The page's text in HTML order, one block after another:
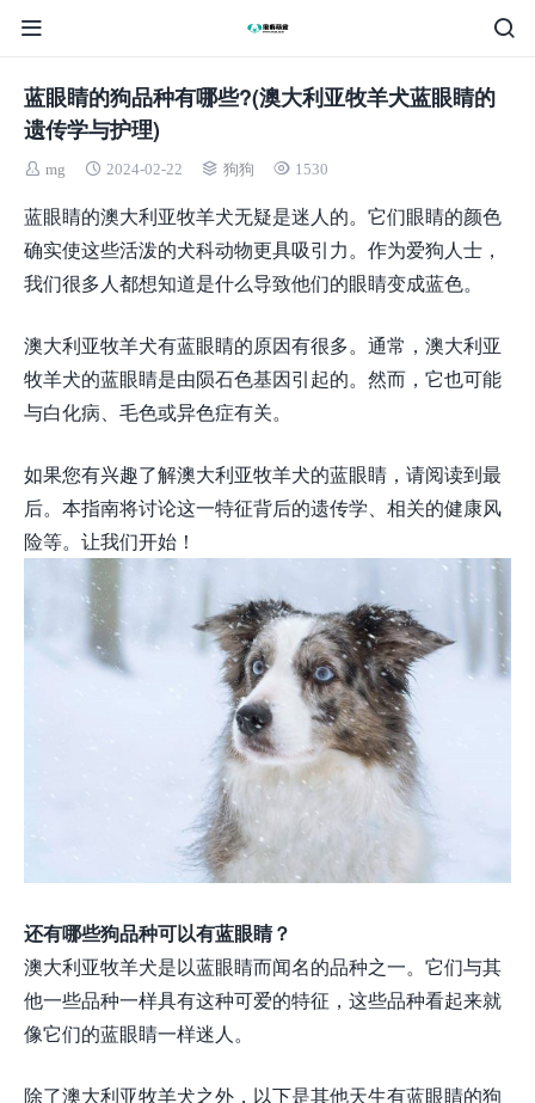
蓝眼睛的狗品种有哪些?(澳大利亚牧羊犬蓝眼睛的
遗传学与护理)
mg 2024-02-22 狗狗 1530
蓝眼睛的澳大利亚牧羊犬无疑是迷人的。它们眼睛的颜色
确实使这些活泼的犬科动物更具吸引力。作为爱狗人士，
我们很多人都想知道是什么导致他们的眼睛变成蓝色。
澳大利亚牧羊犬有蓝眼睛的原因有很多。通常，澳大利亚
牧羊犬的蓝眼睛是由陨石色基因引起的。然而，它也可能
与白化病、毛色或异色症有关。
如果您有兴趣了解澳大利亚牧羊犬的蓝眼睛，请阅读到最
后。本指南将讨论这一特征背后的遗传学、相关的健康风
险等。让我们开始！
还有哪些狗品种可以有蓝眼睛？
澳大利亚牧羊犬是以蓝眼睛而闻名的品种之一。它们与其
他一些品种一样具有这种可爱的特征，这些品种看起来就
像它们的蓝眼睛一样迷人。
除了澳大利亚牧羊犬之外，以下是其他天生有蓝眼睛的狗